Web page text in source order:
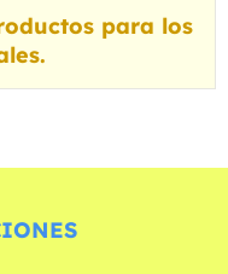
para los